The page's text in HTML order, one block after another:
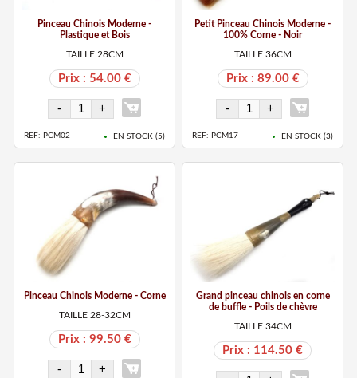
Pinceau Chinois Moderne -
Plastique et Bois
TAILLE 28CM
Prix : 54.00 €
REF: PCM02 EN STOCK ( 5)
Petit Pinceau Chinois Moderne -
100% Corne - Noir
TAILLE 36CM
Prix : 89.00 €
REF: PCM17 EN STOCK (3)
Pinceau Chinois Moderne - Corne
TAILLE 28-32CM
Prix : 99.50 €
Grand pinceau chinois en corne
de buffle - Poils de chèvre
TAILLE 34CM
Prix : 114.50 €